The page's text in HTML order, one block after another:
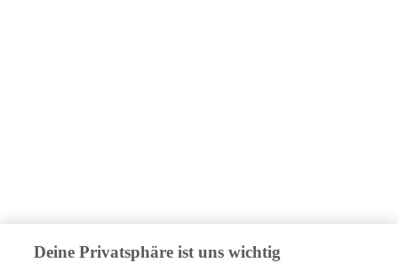
Deine Privatsphäre ist uns wichtig